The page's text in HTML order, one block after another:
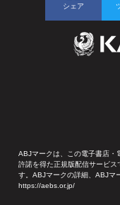
シェア
ABJマークは、この電子書店・
許諾を得た正規版配信サービ
す。ABJマークの詳細、ABJマ
https://aebs.or.jp/